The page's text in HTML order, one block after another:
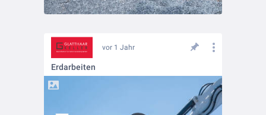
vor 1 Jahr
Erdarbeiten